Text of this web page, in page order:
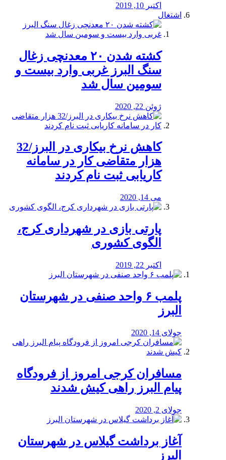
اکتبر 10, 2019
اشتغال
کشته شدن ۲۰ معدنچی زغال
سنگ البرز غربی وارد بیست و
سومین سال شد
ژوئن 22, 2020
کاهش نرخ بیکاری در البرز/32
هزار متقاضی کار در سامانه
کاریابی ثبت نام کردند
می 14, 2020
پارتی بازی در شهرداری کرج،
الگوی کشوری
اکتبر 22, 2019
پلمب ۶ واحد صنفی در شهرستان
البرز
جولای 14, 2020
مسافران کرجی امروز از فرودگاه
پیام البرز راهی کیش شدند
جولای 2, 2020
آغاز برداشت گیلاس در شهرستان
البرز